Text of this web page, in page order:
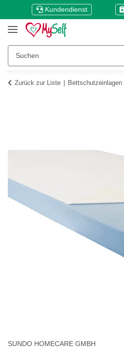
Kundendienst
Zurück zur Liste Bettschutzeinlagen
SUNDO HOMECARE GMBH